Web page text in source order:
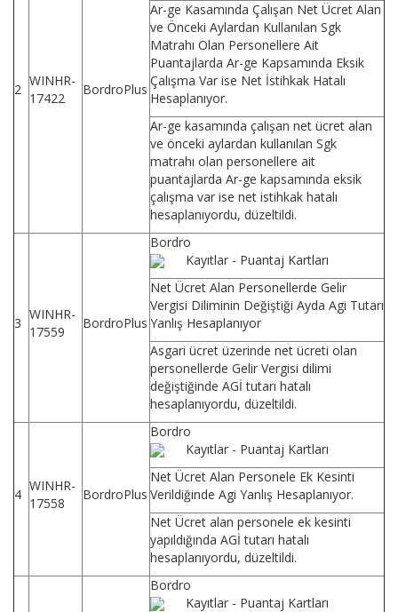
2
WINHR-
17422
BordroPlus
Ar-ge Kasamında Çalışan Net Ücret Alan
ve Önceki Aylardan Kullanılan Sgk
Matrahı Olan Personellere Ait
Puantajlarda Ar-ge Kapsamında Eksik
Çalışma Var ise Net İstihkak Hatalı
Hesaplanıyor.
Ar-ge kasamında çalışan net ücret alan
ve önceki aylardan kullanılan Sgk
matrahı olan personellere ait
puantajlarda Ar-ge kapsamında eksik
çalışma var ise net istihkak hatalı
hesaplanıyordu, düzeltildi.
3
WINHR-
17559
BordroPlus
Bordro
Kayıtlar - Puantaj Kartları
Net Ücret Alan Personellerde Gelir
Vergisi Diliminin Değiştiği Ayda Agi Tutarı
Yanlış Hesaplanıyor
Asgari ücret üzerinde net ücreti olan
personellerde Gelir Vergisi dilimi
değiştiğinde AGİ tutarı hatalı
hesaplanıyordu, düzeltildi.
4
WINHR-
17558
BordroPlus
Bordro
Kayıtlar - Puantaj Kartları
Net Ücret Alan Personele Ek Kesinti
Verildiğinde Agi Yanlış Hesaplanıyor.
Net Ücret alan personele ek kesinti
yapıldığında AGİ tutarı hatalı
hesaplanıyordu, düzeltildi.
Bordro
Kayıtlar - Puantaj Kartları